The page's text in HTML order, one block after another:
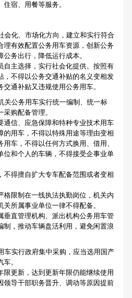
宿、用餐等服务。
化、市场化方向，建立和实行符合
理有效配置公务用车资源，创新公务
务出行，降低运行成本。
自主选择，实行社会化提供。按照有
，不得以公务交通补贴的名义变相发
通补贴又违规使用公务用车。
公务用车实行统一编制、统一标
购配备管理。
通信、应急保障和特种专业技术用车
的用车，不得以特殊用途等理由变相
车，不得以任何方式换用、借用、
位和个人的车辆，不得接受企事业单
不得擅自扩大专车配备范围或者变相
格限制在一线执法执勤岗位，机关内
所属事业单位一律不得配备。
垂直管理机构、派出机构公务用车管
制，推动车辆盘活利用，避免闲置浪
实行政府集中采购，应当选用国产
。
限更新，达到更新年限仍能继续使用
领导干部职务晋升、调动等原因提前